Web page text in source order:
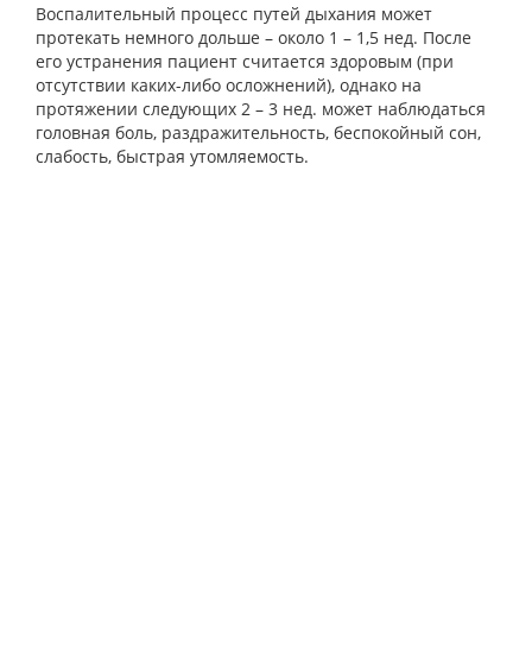
Воспалительный процесс путей дыхания может
протекать немного дольше – около 1 – 1,5 нед. После
его устранения пациент считается здоровым (при
отсутствии каких-либо осложнений), однако на
протяжении следующих 2 – 3 нед. может наблюдаться
головная боль, раздражительность, беспокойный сон,
слабость, быстрая утомляемость.